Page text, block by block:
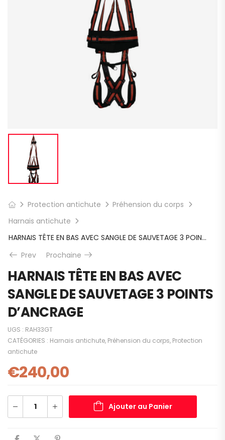
Protection antichute
Préhension du corps
Harnais antichute
HARNAIS TÊTE EN BAS AVEC SANGLE DE SAUVETAGE 3 POINTS D’ANCRAGE
Prev
Prochaine
HARNAIS TÊTE EN BAS AVEC
SANGLE DE SAUVETAGE 3 POINTS
D’ANCRAGE
UGS : RAH33GT
CATÉGORIES : Harnais antichute, Préhension du corps, Protection
antichute
€240,00
Ajouter au Panier